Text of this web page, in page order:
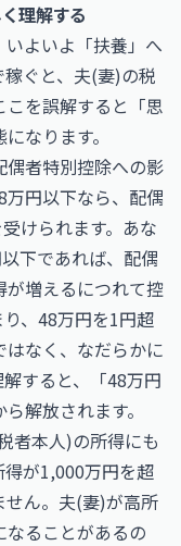
理解する
よいよ「扶養」へ
ぐと、夫(妻)の税
を誤解すると「思
なります。
者特別控除への影
円以下なら、配偶
けられます。あな
下であれば、配偶
増えるにつれて控
、48万円を1円超
なく、なだらかに
すると、「48万円
解放されます。
者本人)の所得にも
が1,000万円を超
せん。夫(妻)が高所
ることがあるの